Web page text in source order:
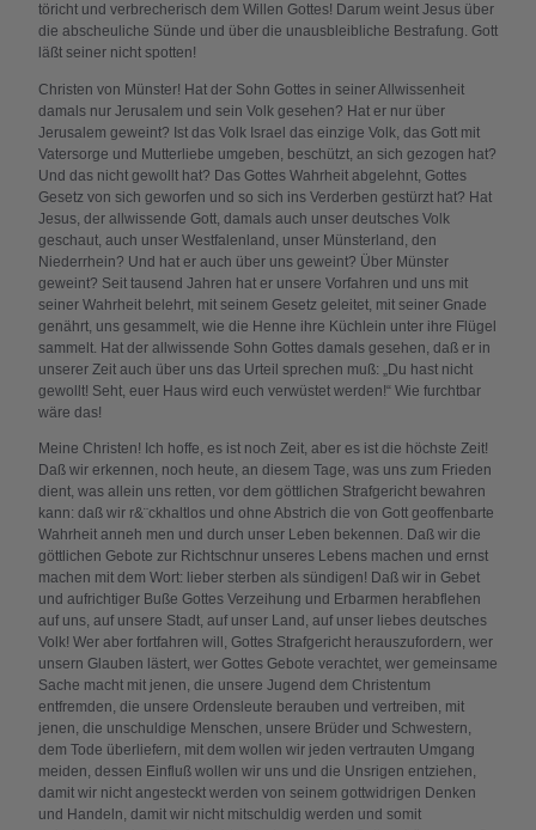
töricht und verbrecherisch dem Willen Gottes! Darum weint Jesus über
die abscheuliche Sünde und über die unausbleibliche Bestrafung. Gott
läßt seiner nicht spotten!
Christen von Münster! Hat der Sohn Gottes in seiner Allwissenheit
damals nur Jerusalem und sein Volk gesehen? Hat er nur über
Jerusalem geweint? Ist das Volk Israel das einzige Volk, das Gott mit
Vatersorge und Mutterliebe umgeben, beschützt, an sich gezogen hat?
Und das nicht gewollt hat? Das Gottes Wahrheit abgelehnt, Gottes
Gesetz von sich geworfen und so sich ins Verderben gestürzt hat? Hat
Jesus, der allwissende Gott, damals auch unser deutsches Volk
geschaut, auch unser Westfalenland, unser Münsterland, den
Niederrhein? Und hat er auch über uns geweint? Über Münster
geweint? Seit tausend Jahren hat er unsere Vorfahren und uns mit
seiner Wahrheit belehrt, mit seinem Gesetz geleitet, mit seiner Gnade
genährt, uns gesammelt, wie die Henne ihre Küchlein unter ihre Flügel
sammelt. Hat der allwissende Sohn Gottes damals gesehen, daß er in
unserer Zeit auch über uns das Urteil sprechen muß: „Du hast nicht
gewollt! Seht, euer Haus wird euch verwüstet werden!“ Wie furchtbar
wäre das!
Meine Christen! Ich hoffe, es ist noch Zeit, aber es ist die höchste Zeit!
Daß wir erkennen, noch heute, an diesem Tage, was uns zum Frieden
dient, was allein uns retten, vor dem göttlichen Strafgericht bewahren
kann: daß wir r&¨ckhaltlos und ohne Abstrich die von Gott geoffenbarte
Wahrheit anneh men und durch unser Leben bekennen. Daß wir die
göttlichen Gebote zur Richtschnur unseres Lebens machen und ernst
machen mit dem Wort: lieber sterben als sündigen! Daß wir in Gebet
und aufrichtiger Buße Gottes Verzeihung und Erbarmen herabflehen
auf uns, auf unsere Stadt, auf unser Land, auf unser liebes deutsches
Volk! Wer aber fortfahren will, Gottes Strafgericht herauszufordern, wer
unsern Glauben lästert, wer Gottes Gebote verachtet, wer gemeinsame
Sache macht mit jenen, die unsere Jugend dem Christentum
entfremden, die unsere Ordensleute berauben und vertreiben, mit
jenen, die unschuldige Menschen, unsere Brüder und Schwestern,
dem Tode überliefern, mit dem wollen wir jeden vertrauten Umgang
meiden, dessen Einfluß wollen wir uns und die Unsrigen entziehen,
damit wir nicht angesteckt werden von seinem gottwidrigen Denken
und Handeln, damit wir nicht mitschuldig werden und somit